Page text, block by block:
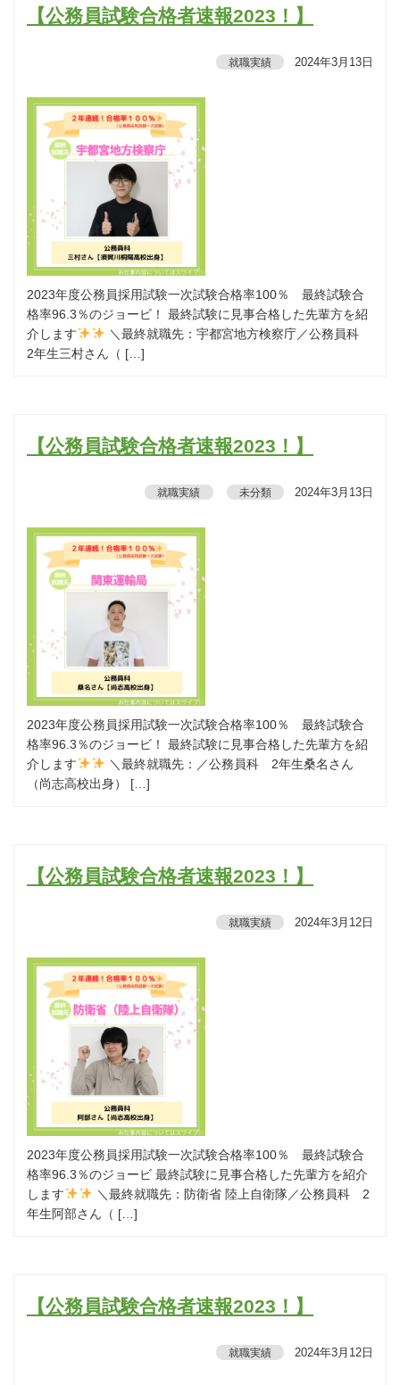
【公務員試験合格者速報2023！】
就職実績 2024年3月13日
2023年度公務員採用試験一次試験合格率100％ 最終試験合
格率96.3％のジョービ！ 最終試験に見事合格した先輩方を紹
介します
＼最終就職先：宇都宮地方検察庁／公務員科
2年生三村さん（ […]
【公務員試験合格者速報2023！】
就職実績 未分類 2024年3月13日
2023年度公務員採用試験一次試験合格率100％ 最終試験合
格率96.3％のジョービ！ 最終試験に見事合格した先輩方を紹
介します
＼最終就職先：／公務員科 2年生桑名さん
（尚志高校出身） […]
【公務員試験合格者速報2023！】
就職実績 2024年3月12日
2023年度公務員採用試験一次試験合格率100％ 最終試験合
格率96.3％のジョービ 最終試験に見事合格した先輩方を紹介
します
＼最終就職先：防衛省 陸上自衛隊／公務員科 2
年生阿部さん（ […]
【公務員試験合格者速報2023！】
就職実績 2024年3月12日